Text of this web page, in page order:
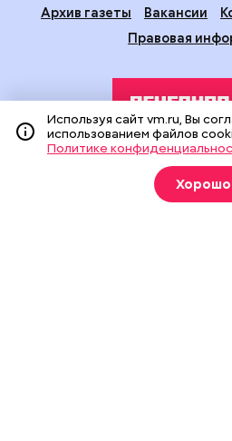
Архив газеты
Вакансии
Правовая
Издание создано при финансовой
средств массовой информации и
На сайте применяются
Используя сайт vm.ru, Вы
использованием файлов
Политике
Хорошо